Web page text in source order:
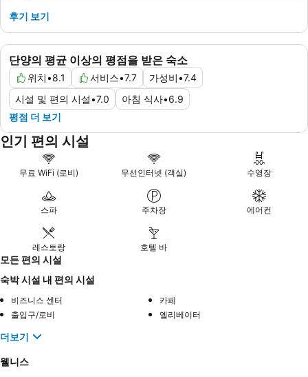
단양의 평균 이상의 평점을 받은 숙소
위치•8.1 서비스•7.7 가성비•7.4
시설 및 편의 시설•7.0 아침 식사•6.9
평점 더 보기
후기 보기
인기 편의 시설
무료 WiFi (로비) 무선인터넷 (객실) 수영장
스파 주차장 에어컨
레스토랑 호텔 바
모든 편의 시설
숙박 시설 내 편의 시설
비즈니스 센터
카페
출입구/로비
엘리베이터
더보기
웰니스